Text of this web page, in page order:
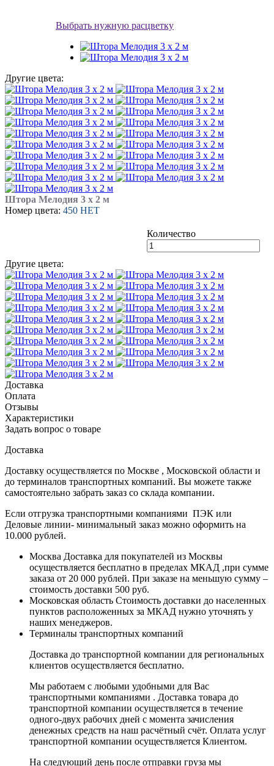
Выбрать нужную расцветку
Другие цвета:
Штора Мелодия 3 х 2 м
Номер цвета: 450 НЕТ
Количество
Другие цвета:
Доставка
Оплата
Отзывы
Характеристики
Задать вопрос о товаре
Доставка
Доставку осуществляется по Москве , Московской области и
до терминалов транспортных компаний. Вы можете также
самостоятельно забрать заказ со склада компании.
Если отгрузка транспортными компаниями ПЭК или
Деловые линии- минимальный заказ можно оформить на
10.000 рублей.
Москва Доставка для покупателей из Москвы
осуществляется бесплатно в пределах МКАД ,при сумме
заказа от 20 000 рублей. При заказе на меньшую сумму –
стоимость доставки 500 руб.
Московская область Стоимость доставки до населенных
пунктов расположенных за МКАД нужно уточнять у
наших менеджеров.
Терминалы транспортных компаний
Доставка до транспортной компании для региональных
клиентов осуществляется бесплатно.
Мы работаем с любыми удобными для Вас
транспортными компаниями . Доставка товара до
транспортной компании осуществляется в течение
одного-двух рабочих дней с момента зачисления
денежных средств на наш расчётный счёт. Оплата услуг
транспортной компании осуществляется Клиентом.
На следующий день после отправки груза мы